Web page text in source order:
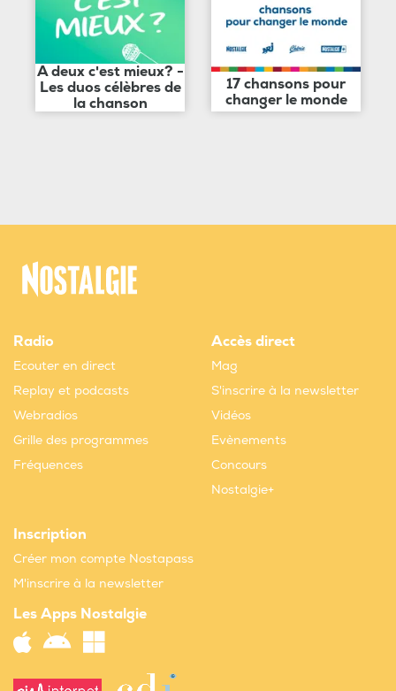
A deux c'est mieux? -
Les duos célèbres de
la chanson
17 chansons pour
changer le monde
Radio
Ecouter en direct
Replay et podcasts
Webradios
Grille des programmes
Fréquences
Accès direct
Mag
S'inscrire à la newsletter
Vidéos
Evènements
Concours
Nostalgie+
Inscription
Créer mon compte Nostapass
M'inscrire à la newsletter
Les Apps Nostalgie